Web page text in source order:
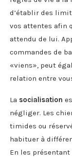
d’établir des
vos attentes afin
attendu de lui.
commandes de
«viens», peut
relation entre
La socialisation
négliger. Les
timides ou
habituer à
En les